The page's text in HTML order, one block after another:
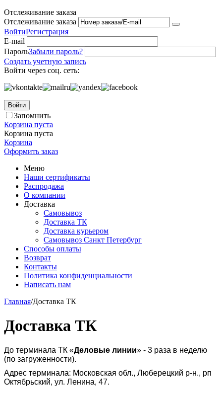
Отслеживание заказа
Отслеживание заказа
ВойтиРегистрация
E-mail
ПарольЗабыли пароль?
Создать учетную запись
Войти через соц. сеть:
Войти
Запомнить
Корзина пуста
Корзина пуста
Корзина
Оформить заказ
Меню
Наши сертификаты
Распродажа
О компании
Доставка
Самовывоз
Доставка ТК
Доставка курьером
Самовывоз Санкт Петербург
Способы оплаты
Возврат
Контакты
Политика конфиденциальности
Написать нам
Главная/Доставка ТК
Доставка ТК
До терминала ТК «Деловые линии» - 3 раза в неделю
(по загруженности).
Адрес терминала: Московская обл., Люберецкий р-н., рп
Октябрьский, ул. Ленина, 47.